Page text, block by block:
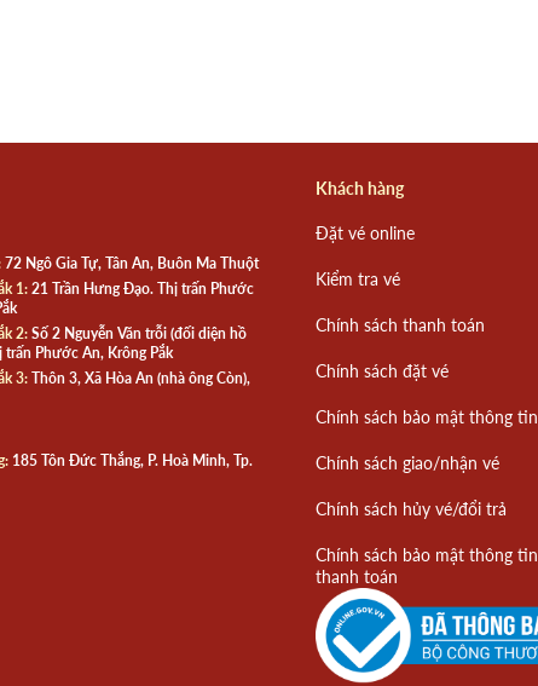
72 Ngô Gia Tự, Tân An, Buôn Ma Thuột
1:21 Trần Hưng Đạo. Thị trấn Phước
2:Số 2 Nguyễn Văn trỗi (đối diện hồ
trấn Phước An, Krông Pắk
3:Thôn 3, Xã Hòa An (nhà ông Còn),
185 Tôn Đức Thắng, P. Hoà Minh, Tp.
Khách hàng
Đặt vé online
Kiểm tra vé
Chính sách thanh toán
Chính sách đặt vé
Chính sách bảo mật thông tin
Chính sách giao/nhận vé
Chính sách hủy vé/đổi trả
Chính sách bảo mật thông tin
thanh toán